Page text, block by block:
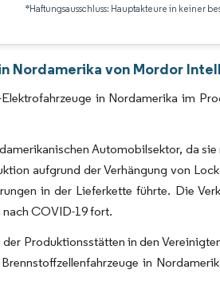
*Haftungsausschluss: Hauptakteure in keiner
gemäß CC BY 4.0.
Nordamerika von Mordor
in Nordamerika im
Automobilsektor, da sie
aufgrund der Verhängung von
in der Lieferkette führte. Die
COVID-19 fort.
Produktionsstätten in den
in